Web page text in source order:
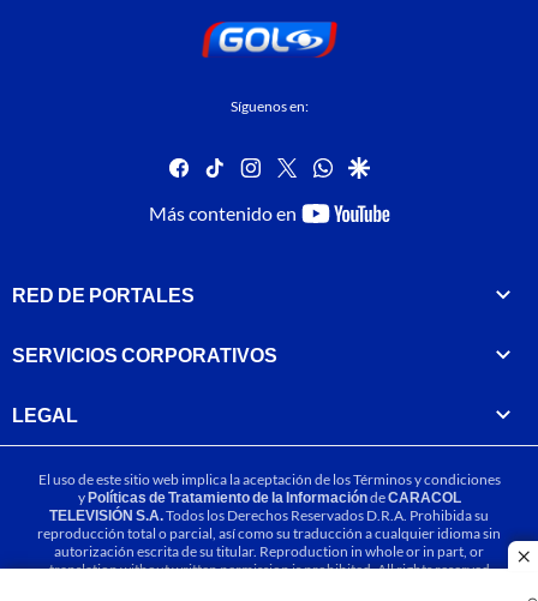
Síguenos en:
facebook
tiktok instagram
twitterwhatsapp
google
Más contenido en
youtube-
RED DE PORTALES
SERVICIOS CORPORATIVOS
LEGAL
El uso de este sitio web implica la aceptación de losTérminos y condiciones
yPolíticas de Tratamiento de la InformacióndeCARACOL
TELEVISIÓN S.A.Todos los Derechos Reservados D.R.A. Prohibida su
reproducción total o parcial, así como su traducción a cualquier idioma sin
autorización escrita de su titular. Reproduction in whole or in part, or
translation without written permission is prohibited. All rights reserved